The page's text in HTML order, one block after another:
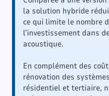
la solution hybride
ce qui limite le nombre
l’investissement dans
acoustique.
En complément des
rénovation des
résidentiel et tertiaire,